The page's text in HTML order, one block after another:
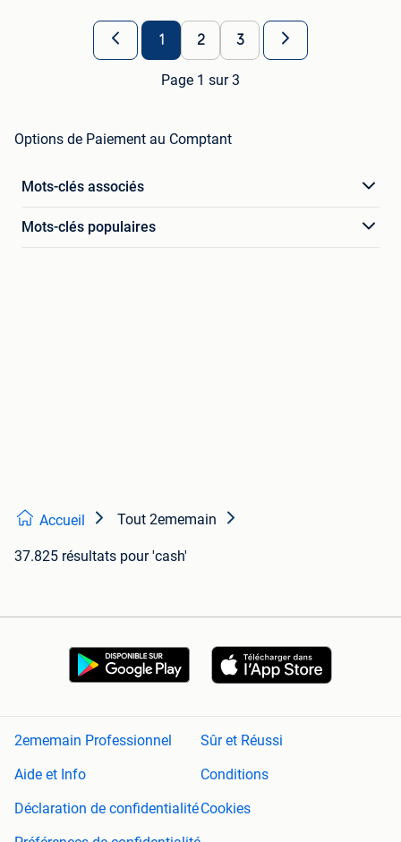
1 2 3
Page 1 sur 3
Options de Paiement au Comptant
Mots-clés associés
Mots-clés populaires
Accueil Tout 2ememain
37.825 résultats pour 'cash'
2ememain Professionnel
Sûr et Réussi
Aide et Info
Conditions
Déclaration de confidentialitéCookies